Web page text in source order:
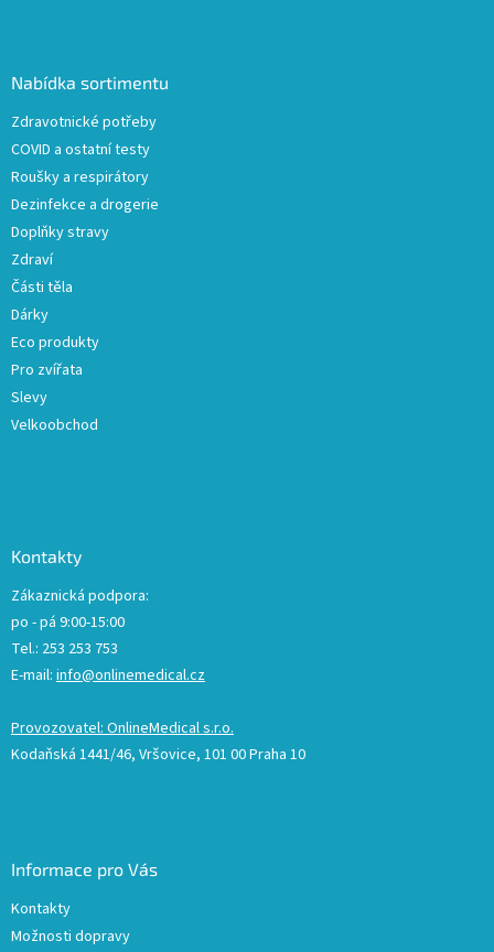
Nabídka sortimentu
Zdravotnické potřeby
COVID a ostatní testy
Roušky a respirátory
Dezinfekce a drogerie
Doplňky stravy
Zdraví
Části těla
Dárky
Eco produkty
Pro zvířata
Slevy
Velkoobchod
Kontakty
Zákaznická podpora:
po - pá 9:00-15:00
Tel.: 253 253 753
E-mail: info@onlinemedical.cz
Provozovatel: OnlineMedical s.r.o.
Kodaňská 1441/46, Vršovice, 101 00 Praha 10
Informace pro Vás
Kontakty
Možnosti dopravy